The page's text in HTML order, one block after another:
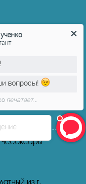
Чебоксары
из г.
вопросы!
печатает...